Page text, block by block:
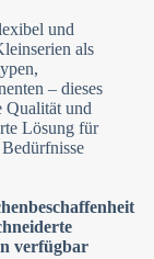
und
als
– dieses
Qualität und
Lösung für
verfügbar